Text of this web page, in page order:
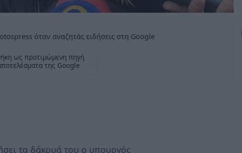
όταν αναζητάς ειδήσεις στη Google
ως προτιμώμενη πηγή
της Google
τα δάκρυά του ο υπουργός